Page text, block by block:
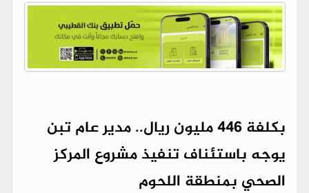
بكلفة 446 مليون ريال.. مدير عام تبن
يوجه باستئناف تنفيذ مشروع المركز
الصحي بمنطقة اللحوم